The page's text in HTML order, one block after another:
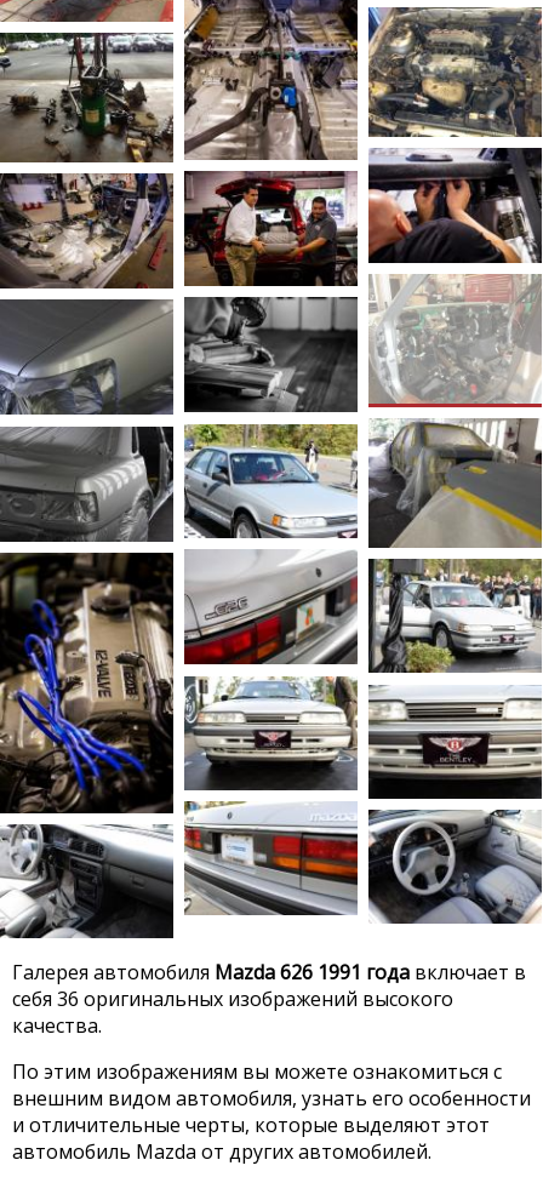
Галерея автомобиля Mazda 626 1991 года включает в
себя 36 оригинальных изображений высокого
качества.
По этим изображениям вы можете ознакомиться с
внешним видом автомобиля, узнать его особенности
и отличительные черты, которые выделяют этот
автомобиль Mazda от других автомобилей.